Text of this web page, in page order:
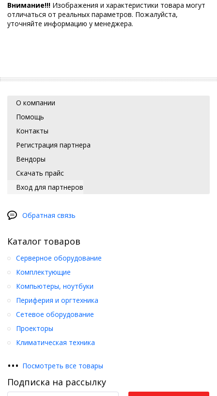
Внимание!!! Изображения и характеристики товара могут
отличаться от реальных параметров. Пожалуйста,
уточняйте информацию у менеджера.
О компании
Помощь
Контакты
Регистрация партнера
Вендоры
Скачать прайс
Вход для партнеров
Обратная связь
Каталог товаров
Серверное оборудование
Комплектующие
Компьютеры, ноутбуки
Периферия и оргтехника
Сетевое оборудование
Проекторы
Климатическая техника
••• Посмотреть все товары
Подписка на рассылку